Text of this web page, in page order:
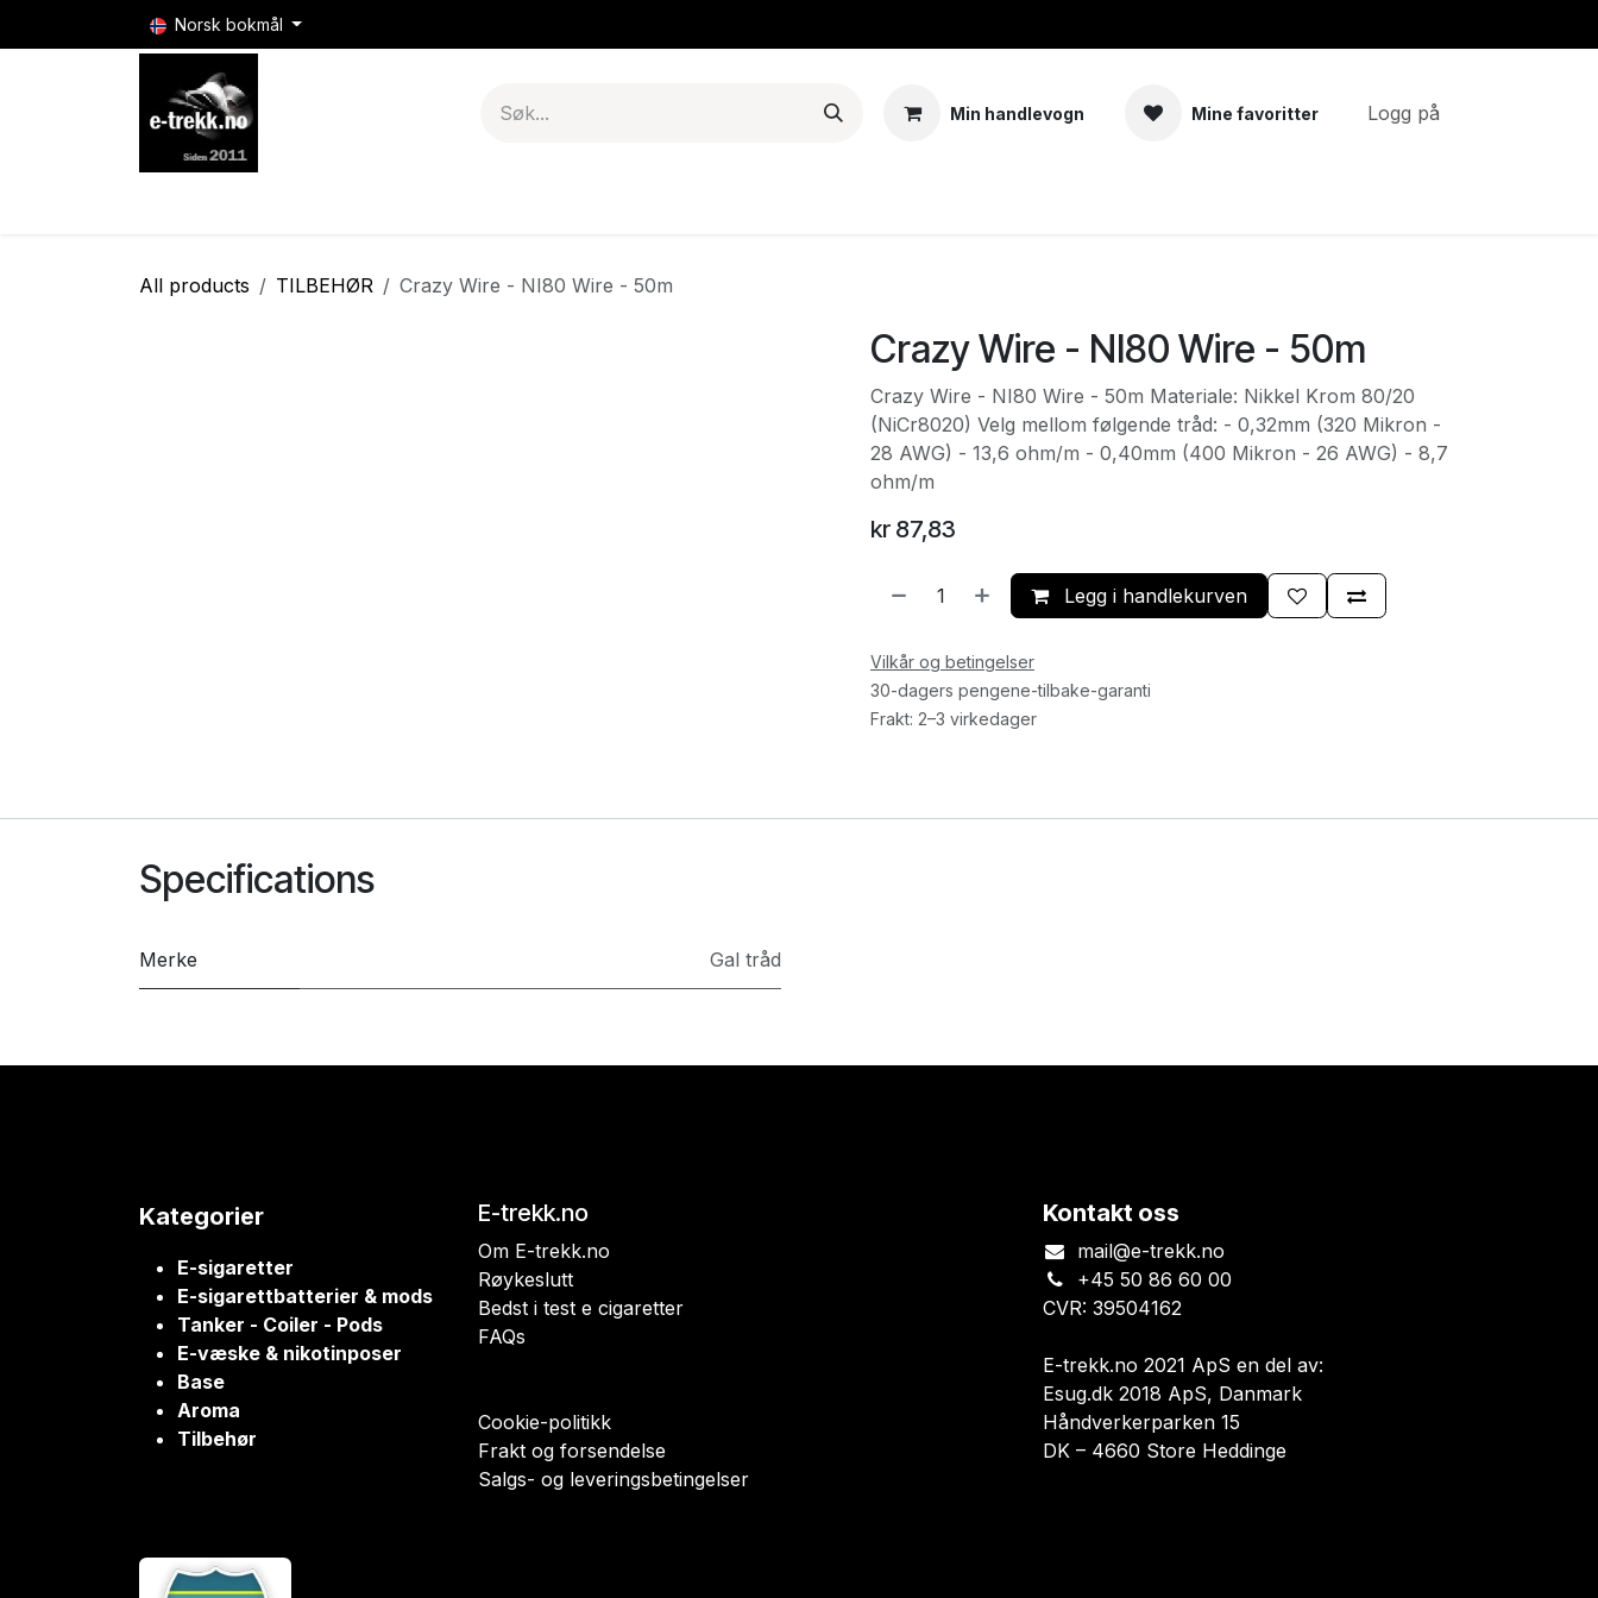
Norsk bokmål
Min handlevogn Mine favoritter Logg på
All products TILBEHØR Crazy Wire - NI80 Wire - 50m
Crazy Wire - NI80 Wire - 50m
Crazy Wire - NI80 Wire - 50m Materiale: Nikkel Krom 80/20
(NiCr8020) Velg mellom følgende tråd: - 0,32mm (320 Mikron -
28 AWG) - 13,6 ohm/m - 0,40mm (400 Mikron - 26 AWG) - 8,7
ohm/m
kr 87,83
Legg i handlekurven
Vilkår og betingelser
30-dagers pengene-tilbake-garanti
Frakt: 2–3 virkedager
Specifications
Merke Gal tråd
Kategorier
E-sigaretter
E-sigarettbatterier & mods
Tanker - Coiler - Pods
E-væske & nikotinposer
Base
Aroma
Tilbehør
E-trekk.no
Om E-trekk.no
Røykeslutt
Bedst i test e cigaretter
FAQs
Cookie-politikk
Frakt og forsendelse
Salgs- og leveringsbetingelser
Kontakt oss
mail@e-trekk.no
+45 50 86 60 00
CVR: 39504162
E-trekk.no 2021 ApS en del av:
Esug.dk 2018 ApS, Danmark
Håndverkerparken 15
DK – 4660 Store Heddinge